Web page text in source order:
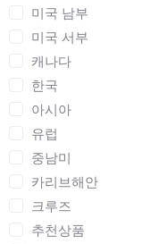
미국 남부
미국 서부
캐나다
한국
아시아
유럽
중남미
카리브해안
크루즈
추천상품